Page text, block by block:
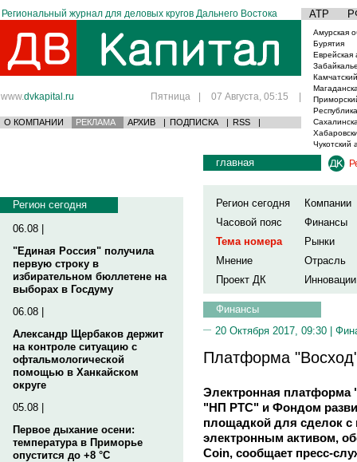
Региональный журнал для деловых кругов Дальнего Востока АТР
www.dvkapital.ru Пятница | 07 Августа, 05:15 |
О КОМПАНИИ РЕКЛАМА АРХИВ | ПОДПИСКА | RSS |
Амурская
Бурятия
Еврейская
Чукотский
Регион сегодня
06.08 |
"Единая Россия" получила
первую строку в
избирательном бюллетене на
выборах в Госдуму
06.08 |
Александр Щербаков держит
на контроле ситуацию с
офтальмологической
помощью в Ханкайском
округе
05.08 |
Первое дыхание осени:
температура в Приморье
опустится до +8 °C
главная
Регион сегодня
Компании
Часовой пояс
Финансы
Тема номера
Рынки
Мнение
Отрасль
Проект ДК
Инновации
Финансы
20 Октября 2017, 09:30 |
Платформа
Электронная платформа
"НП РТС" и Фондом
площадкой для сделок
электронным активом,
Coin, сообщает пресс-